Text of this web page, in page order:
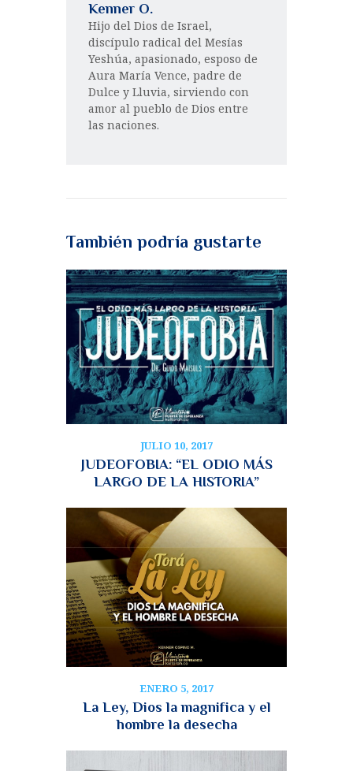
Kenner O.
Hijo del Dios de Israel,
discípulo radical del Mesías
Yeshúa, apasionado, esposo de
Aura María Vence, padre de
Dulce y Lluvia, sirviendo con
amor al pueblo de Dios entre
las naciones.
También podría gustarte
JULIO 10, 2017
JUDEOFOBIA: “EL ODIO MÁS
LARGO DE LA HISTORIA”
ENERO 5, 2017
La Ley, Dios la magnifica y el
hombre la desecha